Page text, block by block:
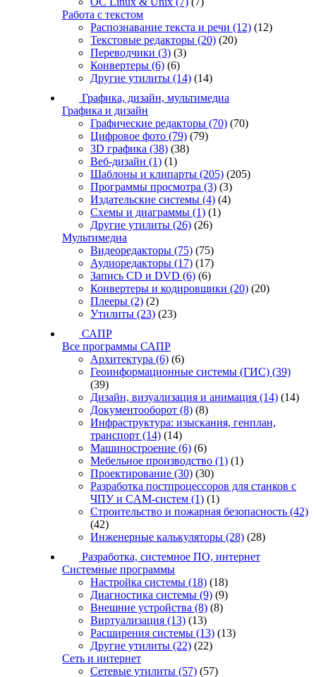
Работа с текстом
Распознавание текста и речи (12) (12)
Текстовые редакторы (20) (20)
Переводчики (3) (3)
Конвертеры (6) (6)
Другие утилиты (14) (14)
Графика, дизайн, мультимедиа
Графика и дизайн
Графические редакторы (70) (70)
Цифровое фото (79) (79)
3D графика (38) (38)
Веб-дизайн (1) (1)
Шаблоны и клипарты (205) (205)
Программы просмотра (3) (3)
Издательские системы (4) (4)
Схемы и диаграммы (1) (1)
Другие утилиты (26) (26)
Мультимедиа
Видеоредакторы (75) (75)
Аудиоредакторы (17) (17)
Запись CD и DVD (6) (6)
Конвертеры и кодировщики (20) (20)
Плееры (2) (2)
Утилиты (23) (23)
САПР
Все программы САПР
Архитектура (6) (6)
Геоинформационные системы (ГИС) (39)
(39)
Дизайн, визуализация и анимация (14) (14)
Документооборот (8) (8)
Инфраструктура: изыскания, генплан,
транспорт (14) (14)
Машиностроение (6) (6)
Мебельное производство (1) (1)
Проектирование (30) (30)
Разработка постпроцессоров для станков с
ЧПУ и CAM-систем (1) (1)
Строительство и пожарная безопасность (42)
(42)
Инженерные калькуляторы (28) (28)
Разработка, системное ПО, интернет
Системные программы
Настройка системы (18) (18)
Диагностика системы (9) (9)
Внешние устройства (8) (8)
Виртуализация (13) (13)
Расширения системы (13) (13)
Другие утилиты (22) (22)
Сеть и интернет
Сетевые утилиты (57) (57)